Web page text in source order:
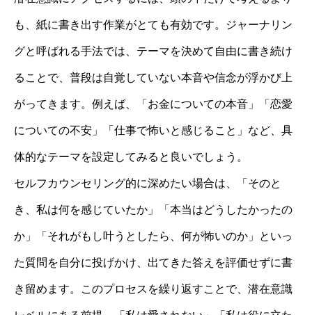
も、紙に書き出す作業がとても有効です。ジャーナリン
グと呼ばれる手法では、テーマを決めて自由に書き続け
ることで、普段は自覚していない本音や信念が浮かび上
がってきます。例えば、「お金についての本音」「恋愛
についての不安」「仕事で怖いと感じること」など、具
体的なテーマを設定してみると良いでしょう。
セルフカウンセリング的に深めたい場合は、「そのと
き、私は何を感じていたか」「本当はどうしたかったの
か」「それがもし叶うとしたら、何が怖いのか」といっ
た質問を自分に投げかけ、出てきた答えを評価せずに書
き留めます。このプロセスを繰り返すことで、潜在意識